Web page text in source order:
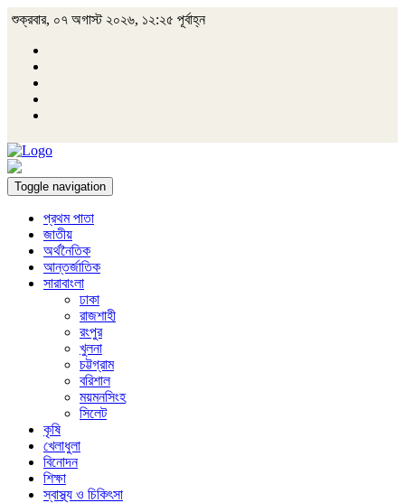
শুক্রবার, ০৭ অগাস্ট ২০২৬, ১২:২৫ পূর্বাহ্ন
Toggle navigation
প্রথম পাতা
জাতীয়
অর্থনৈতিক
আন্তর্জাতিক
সারাবাংলা
ঢাকা
রাজশাহী
রংপুর
খুলনা
চট্টগ্রাম
বরিশাল
ময়মনসিংহ
সিলেট
কৃষি
খেলাধুলা
বিনোদন
শিক্ষা
স্বাস্থ্য ও চিকিৎসা